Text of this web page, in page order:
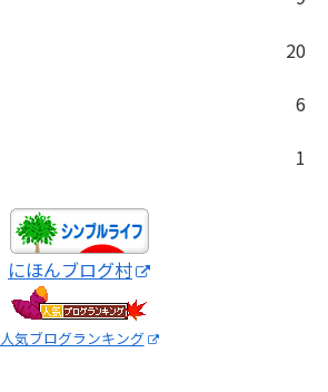
20
6
1
にほんブログ村
人気ブログランキング